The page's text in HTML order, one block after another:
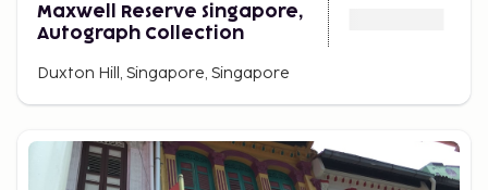
Maxwell Reserve Singapore,
Autograph Collection
Duxton Hill, Singapore, Singapore